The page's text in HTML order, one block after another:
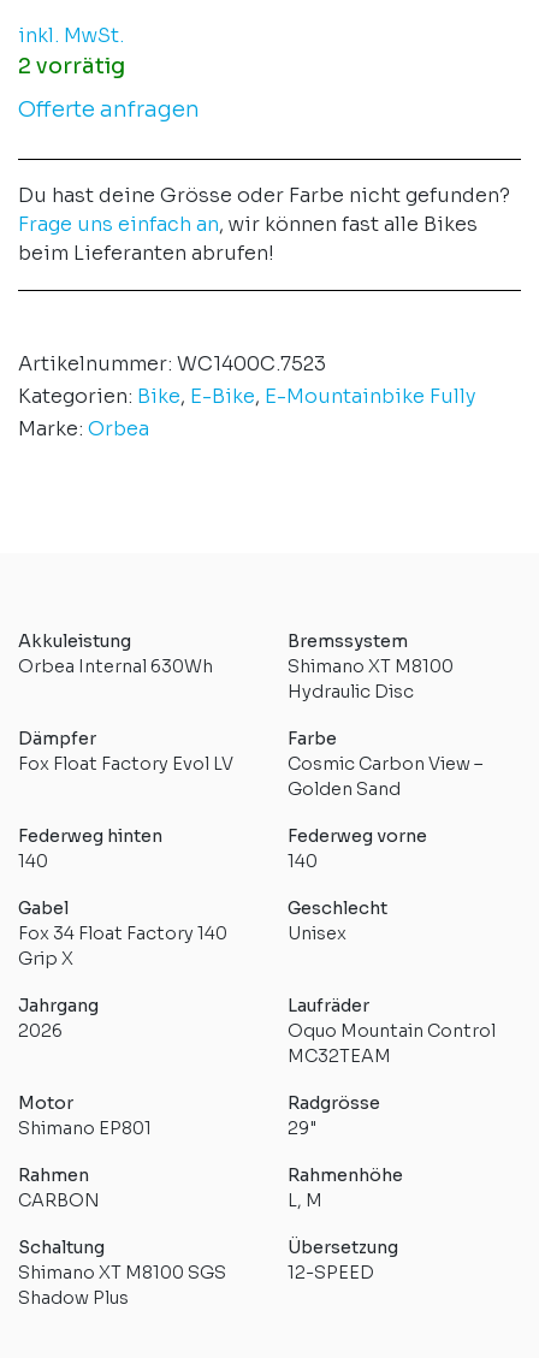
inkl. MwSt.
2 vorrätig
Offerte anfragen
Du hast deine Grösse oder Farbe nicht gefunden?
Frage uns einfach an, wir können fast alle Bikes
beim Lieferanten abrufen!
Artikelnummer: WC1400C.7523
Kategorien: Bike, E-Bike, E-Mountainbike Fully
Marke: Orbea
Akkuleistung
Orbea Internal 630Wh
Bremssystem
Shimano XT M8100
Hydraulic Disc
Dämpfer
Fox Float Factory Evol LV
Farbe
Cosmic Carbon View –
Golden Sand
Federweg hinten
140
Federweg vorne
140
Gabel
Fox 34 Float Factory 140
Grip X
Geschlecht
Unisex
Jahrgang
2026
Laufräder
Oquo Mountain Control
MC32TEAM
Motor
Shimano EP801
Radgrösse
29"
Rahmen
CARBON
Rahmenhöhe
L, M
Schaltung
Shimano XT M8100 SGS
Shadow Plus
Übersetzung
12-SPEED